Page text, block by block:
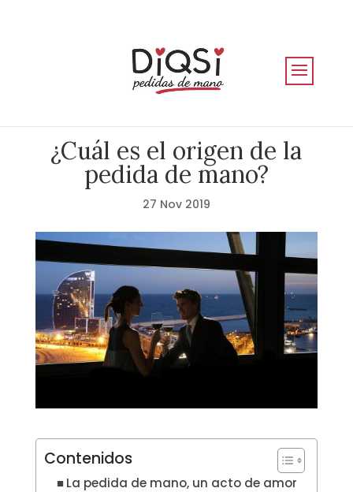
¿Cuál es el origen de la
pedida de mano?
27 Nov 2019
Contenidos
La pedida de mano, un acto de amor